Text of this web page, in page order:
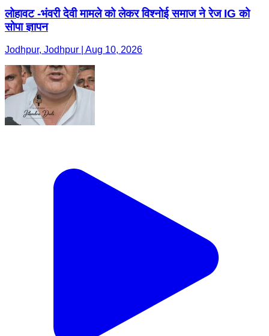
लोहावट -भंवरी देवी मामले को लेकर विश्नोई समाज ने रेज IG को
सोपा ज्ञापन
Jodhpur, Jodhpur | Aug 10, 2026